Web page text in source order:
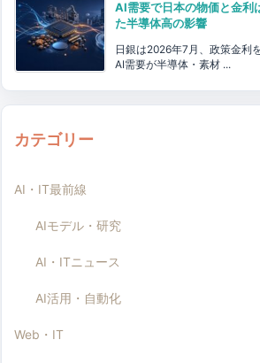
AI需要で日本の物価と金利
た半導体高の影響
日銀は2026年7月、政策金利
AI需要が半導体・素材 ...
カテゴリー
AI・IT最前線
AIモデル・研究
AI・ITニュース
AI活用・自動化
Web・IT